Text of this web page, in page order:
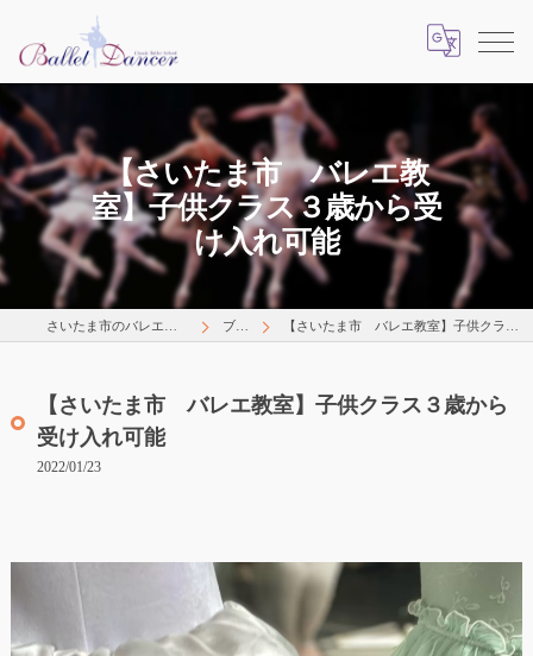
【さいたま市 バレエ教
室】子供クラス３歳から受
け入れ可能
ブログ 【さいたま市 バレエ教室】子供クラス３歳から受け入れ可能
【さいたま市 バレエ教室】子供クラス３歳から
受け入れ可能
2022/01/23